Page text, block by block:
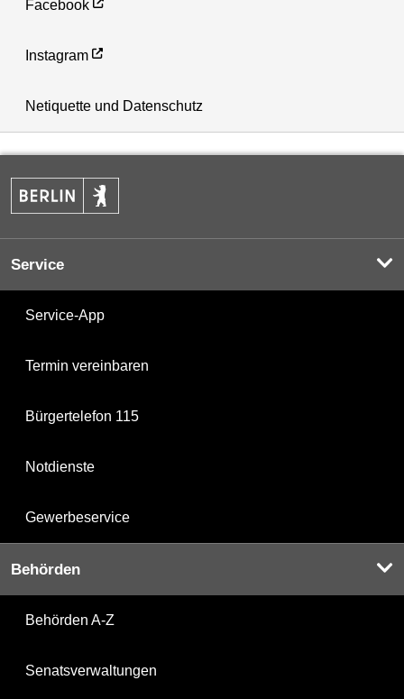
Facebook
Instagram
Netiquette und Datenschutz
Service
Service-App
Termin vereinbaren
Bürgertelefon 115
Notdienste
Gewerbeservice
Behörden
Behörden A-Z
Senatsverwaltungen